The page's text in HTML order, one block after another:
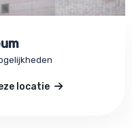
locatie